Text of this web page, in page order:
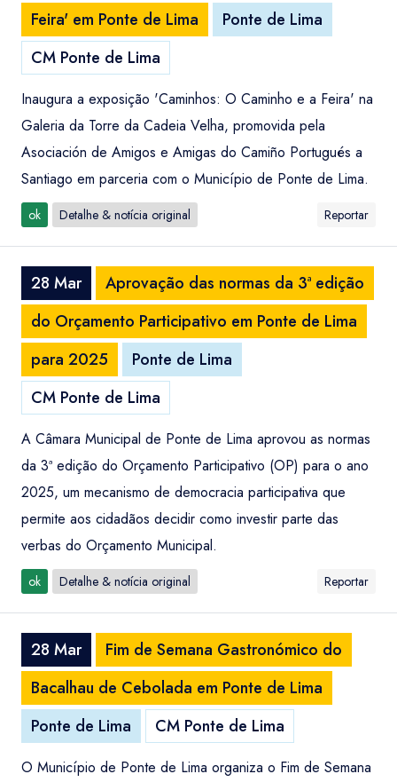
Feira' em Ponte de Lima
Ponte de Lima
CM Ponte de Lima
Inaugura a exposição 'Caminhos: O Caminho e a Feira' na
Galeria da Torre da Cadeia Velha, promovida pela
Asociación de Amigos e Amigas do Camiño Portugués a
Santiago em parceria com o Município de Ponte de Lima.
ok Detalhe & notícia original Reportar
28 Mar
Aprovação das normas da 3ª edição
do Orçamento Participativo em Ponte de Lima
para 2025
Ponte de Lima
CM Ponte de Lima
A Câmara Municipal de Ponte de Lima aprovou as normas
da 3ª edição do Orçamento Participativo (OP) para o ano
2025, um mecanismo de democracia participativa que
permite aos cidadãos decidir como investir parte das
verbas do Orçamento Municipal.
ok Detalhe & notícia original Reportar
28 Mar
Fim de Semana Gastronómico do
Bacalhau de Cebolada em Ponte de Lima
Ponte de Lima
CM Ponte de Lima
O Município de Ponte de Lima organiza o Fim de Semana